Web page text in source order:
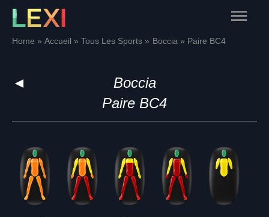
Skip
content
Main
Home Accueil Tous Les Sports Boccia Paire BC4
◄
Boccia
Paire BC4